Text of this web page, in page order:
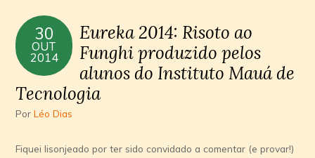
30
OUT
2014
Eureka 2014: Risoto ao
Funghi produzido pelos
alunos do Instituto Mauá de
Tecnologia
PorLéo Dias
Fiquei lisonjeado por ter sido convidado a comentar (e provar!)